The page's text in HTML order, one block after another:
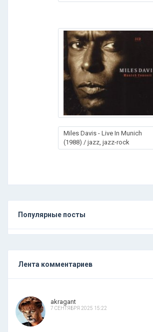
Miles Davis - Live In Munich
(1988) / jazz, jazz-rock
Популярные посты
Лента комментариев
akragant
7 СЕНТЯБРЯ 2025 15:22